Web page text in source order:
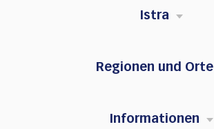
Istra
Regionen und Orte
Informationen